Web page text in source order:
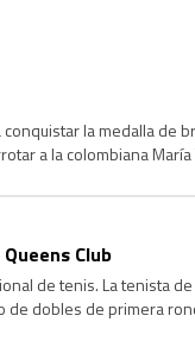
la medalla de
a la colombiana
Club
de tenis. La tenista
de dobles de primera